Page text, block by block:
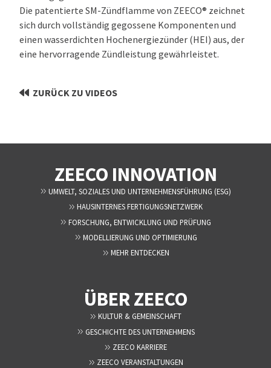
Die patentierte SM-Zündflamme von ZEECO® zeichnet
sich durch vollständig gegossene Komponenten und
einen wasserdichten Hochenergiezünder (HEI) aus, der
eine hervorragende Zündleistung gewährleistet.
ZURÜCK ZU VIDEOS
ZEECO INNOVATION
UMWELT, SOZIALES UND UNTERNEHMENSFÜHRUNG (ESG)
HAUSINTERNES FERTIGUNGSNETZWERK
FORSCHUNG, ENTWICKLUNG UND PRÜFUNG
MODELLIERUNG UND OPTIMIERUNG
MEHR ENTDECKEN
ÜBER ZEECO
KULTUR & GEMEINSCHAFT
GESCHICHTE DES UNTERNEHMENS
ZEECO KARRIERE
ZEECO VERANSTALTUNGEN